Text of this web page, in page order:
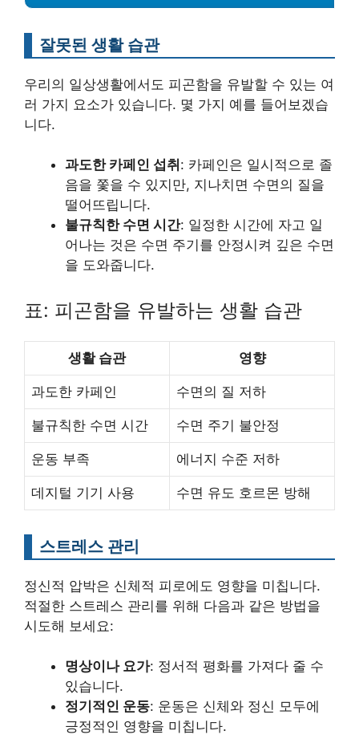
잘못된 생활 습관
우리의 일상생활에서도 피곤함을 유발할 수 있는 여
러 가지 요소가 있습니다. 몇 가지 예를 들어보겠습
니다.
과도한 카페인 섭취 : 카페인은 일시적으로 졸
음을 쫓을 수 있지만, 지나치면 수면의 질을
떨어뜨립니다.
불규칙한 수면 시간: 일정한 시간에 자고 일
어나는 것은 수면 주기를 안정시켜 깊은 수면
을 도와줍니다.
표: 피곤함을 유발하는 생활 습관
생활 습관 영향
과도한 카페인 수면의 질 저하
불규칙한 수면 시간 수면 주기 불안정
운동 부족 에너지 수준 저하
데지털 기기 사용 수면 유도 호르몬 방해
스트레스 관리
정신적 압박은 신체적 피로에도 영향을 미칩니다.
적절한 스트레스 관리를 위해 다음과 같은 방법을
시도해 보세요:
명상이나 요가: 정서적 평화를 가져다 줄 수
있습니다.
정기적인 운동: 운동은 신체와 정신 모두에
긍정적인 영향을 미칩니다.